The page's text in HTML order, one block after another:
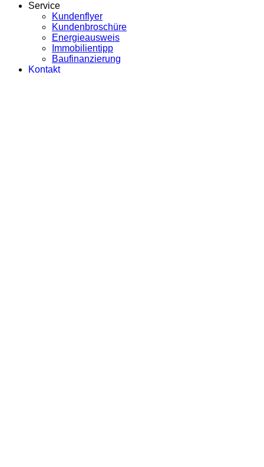
Service
Kundenflyer
Kundenbroschüre
Energieausweis
Immobilientipp
Baufinanzierung
Kontakt